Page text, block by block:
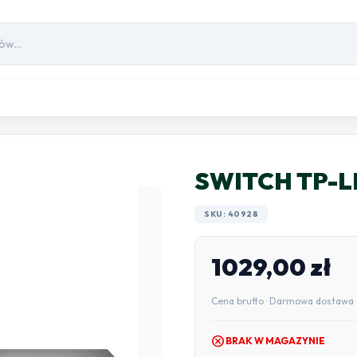
SWITCH TP-
SKU: 40928
1029,00zł
Cena brutto · Darmowa
cancel BRAK W MAGAZYNIE